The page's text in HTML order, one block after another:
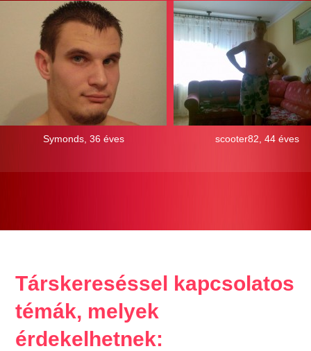
Symonds, 36 éves scooter82, 44 éves
Társkereséssel kapcsolatos
témák, melyek
érdekelhetnek: